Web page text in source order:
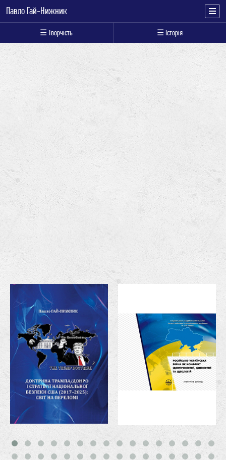
Павло Гай-Нижник
☰ Творчість ☰ Історія